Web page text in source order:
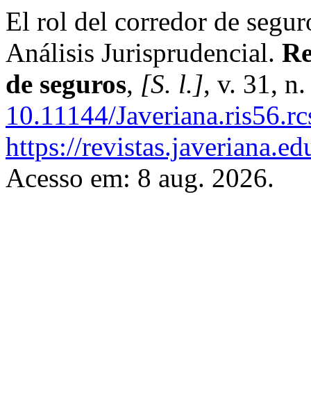
El rol del corredor de
Análisis Jurisprudencial.
de seguros, [S. l.], v. 31,
10.11144/
https://
Acesso em: 8 aug. 2026.